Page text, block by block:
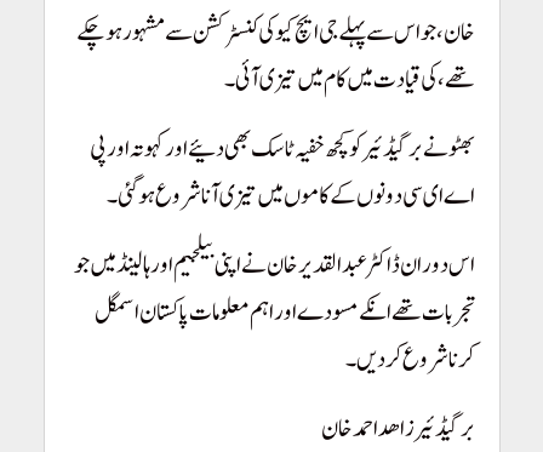
خان، جو اس سے پہلے جی ایچ کیو کی کنسٹرکشن سے مشہور ہو چکے
تھے، کی قیادت میں کام میں تیزی آئی۔
بھٹو نے برگیڈئیر کو کچھ خفیہ ٹاسک بھی دئیے اور کہوتہ اور پی
اے ای سی دونوں کے کاموں میں تیزی آنا شروع ہو گئی۔
اس دوران ڈاکٹر عبدالقدیر خان نے اپنی بیلجیم اور ہالینڈ میں جو
تجربات تھے انکے مسودے اور اہم معلومات پاکستان اسمگل
کرنا شروع کر دیں۔
برگیڈئیرزاھد احمد خان